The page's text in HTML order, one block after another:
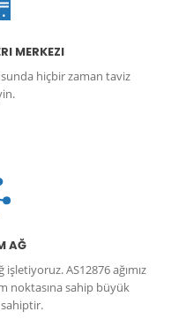
MERKEZI
hiçbir zaman taviz
AĞ
AS12876 ağımız
noktasına sahip büyük